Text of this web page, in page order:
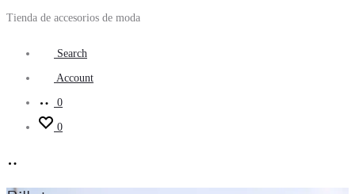
Tienda de accesorios de moda
Search
Account
0
0